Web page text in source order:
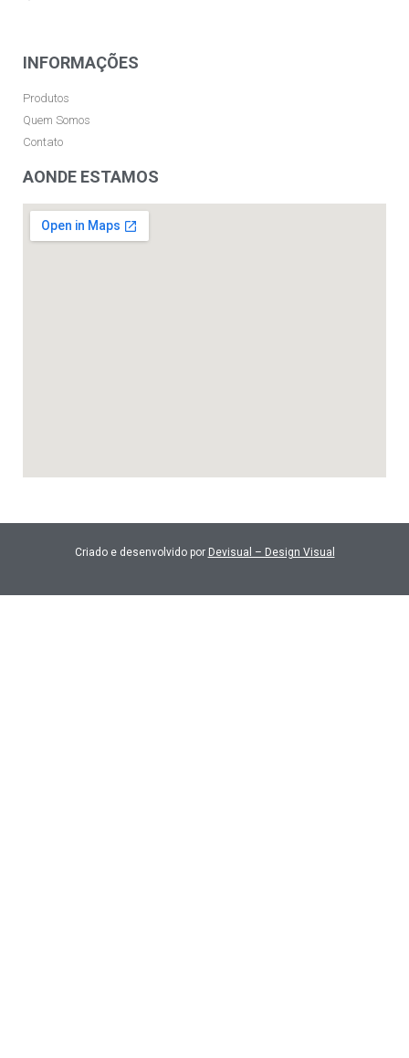
INFORMAÇÕES
Produtos
Quem Somos
Contato
AONDE ESTAMOS
Criado e desenvolvido por Devisual – Design Visual